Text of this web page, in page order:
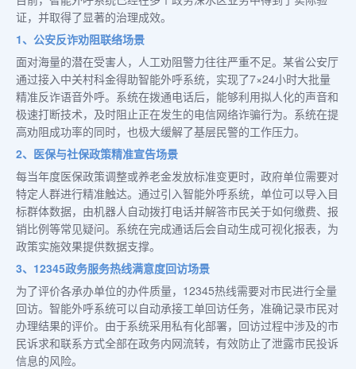
证，并取得了显著的治理成效。
1、公安反诈劝阻联络场景
面对海量的潜在受害人，人工劝阻警力往往严重不足。某省公安厅
通过接入中关村科金得助智能外呼系统，实现了7×24小时大批量
精准反诈语音外呼。系统在拨通电话后，能够利用拟人化的声音和
极速打断技术，及时阻止正在发生的电信网络诈骗行为。系统在提
高劝阻成功率的同时，也极大缓解了基层民警的工作压力。
2、医保与社保政策精准宣告场景
每当年度医保政策调整或养老金发放标准变更时，政府单位需要对
特定人群进行精准触达。通过引入智能外呼系统，单位可以导入目
标群体数据，由机器人自动拨打电话并解答市民关于如何缴费、报
销比例等常见疑问。系统在完成通话后会自动生成可视化报表，为
政策实施效果提供数据支撑。
3、12345政务服务热线满意度回访场景
为了评价各承办单位的办件质量，12345热线需要对市民进行全量
回访。智能外呼系统可以自动承接工单回访任务，准确记录市民对
办理结果的评价。由于系统采用私有化部署，回访过程中涉及的市
民诉求和联系方式全部在政务内网流转，有效防止了泄露市民投诉
信息的风险。